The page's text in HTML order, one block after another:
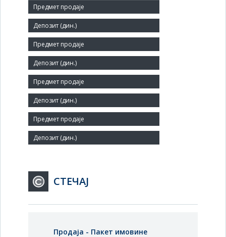
Делатност:
Одржавање и поправка моторних возила
Матични број:
07260164
Број запослених:
21
Заступник:
СТЕЧАЈ
Продаја - Пакет имовине